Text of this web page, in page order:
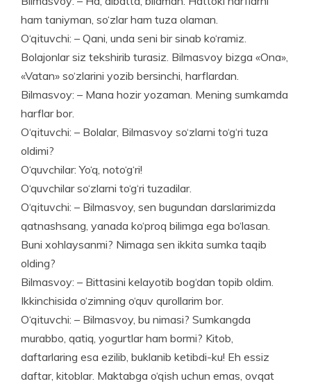
ham taniyman, so‘zlar ham tuza olaman.
O‘qituvchi: – Qani, unda seni bir sinab ko‘ramiz.
Bolajonlar siz tekshirib turasiz. Bilmasvoy bizga «Ona»,
«Vatan» so‘zlarini yozib bersinchi, harflardan.
Bilmasvoy: – Mana hozir yozaman. Mening sumkamda
harflar bor.
O‘qituvchi: – Bolalar, Bilmasvoy so‘zlarni to‘g‘ri tuza
oldimi?
O‘quvchilar: Yo‘q, noto‘g‘ri!
O‘quvchilar so‘zlarni to‘g‘ri tuzadilar.
O‘qituvchi: – Bilmasvoy, sen bugundan darslarimizda
qatnashsang, yanada ko‘proq bilimga ega bo‘lasan.
Buni xohlaysanmi? Nimaga sen ikkita sumka taqib
olding?
Bilmasvoy: – Bittasini kelayotib bog‘dan topib oldim.
Ikkinchisida o‘zimning o‘quv qurollarim bor.
O‘qituvchi: – Bilmasvoy, bu nimasi? Sumkangda
murabbo, qatiq, yogurtlar ham bormi? Kitob,
daftarlaring esa ezilib, buklanib ketibdi-ku! Eh essiz
daftar, kitoblar. Maktabga o‘qish uchun emas, ovqat